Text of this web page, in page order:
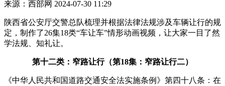
来源：西部网 2024-07-30 11:29
陕西省公安厅交警总队梳理并根据法律法规涉及车辆让行的规
定，制作了26集18类“车让车”情形动画视频，让大家一目了然
学法规、知礼让。
第十二类：窄路让行（第18集：窄路让行二）
《中华人民共和国道路交通安全法实施条例》第四十八条：在